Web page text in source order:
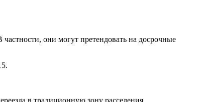
они могут претендовать на досрочные